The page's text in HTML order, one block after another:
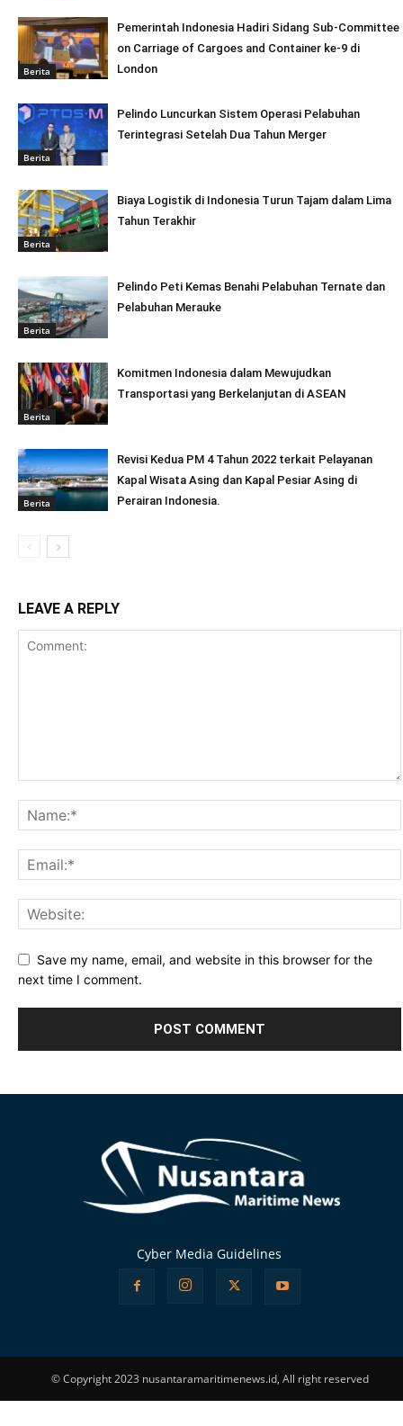
Berita
Pemerintah Indonesia Hadiri Sidang Sub-Committee
on Carriage of Cargoes and Container ke-9 di
London
Berita
Pelindo Luncurkan Sistem Operasi Pelabuhan
Terintegrasi Setelah Dua Tahun Merger
Berita
Biaya Logistik di Indonesia Turun Tajam dalam Lima
Tahun Terakhir
Berita
Pelindo Peti Kemas Benahi Pelabuhan Ternate dan
Pelabuhan Merauke
Berita
Komitmen Indonesia dalam Mewujudkan
Transportasi yang Berkelanjutan di ASEAN
Berita
Revisi Kedua PM 4 Tahun 2022 terkait Pelayanan
Kapal Wisata Asing dan Kapal Pesiar Asing di
Perairan Indonesia.
LEAVE A REPLY
Save my name, email, and website in this browser for the
next time I comment.
Cyber Media Guidelines
© Copyright 2023 nusantaramaritimenews.id, All right reserved